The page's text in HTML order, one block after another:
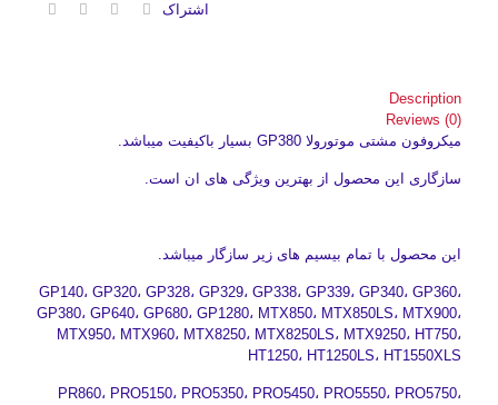
اشتراک
Description
Reviews (0)
میکروفون مشتی موتورولا GP380 بسیار باکیفیت میباشد.
سازگاری این محصول از بهترین ویژگی های ان است.
این محصول با تمام بیسیم های زیر سازگار میباشد.
GP140، GP320، GP328، GP329، GP338، GP339، GP340، GP360،
GP380، GP640، GP680، GP1280، MTX850، MTX850LS، MTX900،
MTX950، MTX960، MTX8250، MTX8250LS، MTX9250، HT750،
HT1250، HT1250LS، HT1550XLS
PR860، PRO5150، PRO5350، PRO5450، PRO5550، PRO5750،